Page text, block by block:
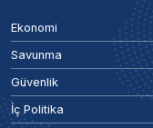
Ekonomi
Savunma
Güvenlik
İç Politika